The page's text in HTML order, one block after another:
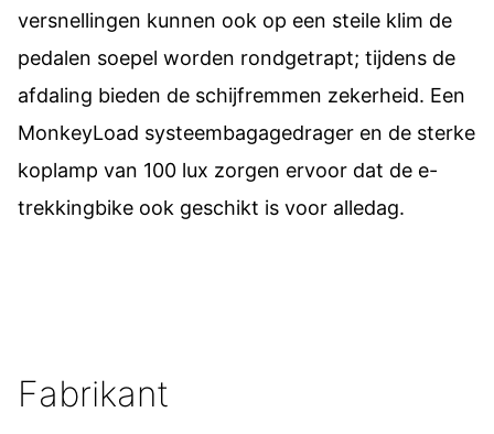
versnellingen kunnen ook op een steile klim de
pedalen soepel worden rondgetrapt; tijdens de
afdaling bieden de schijfremmen zekerheid. Een
MonkeyLoad systeembagagedrager en de sterke
koplamp van 100 lux zorgen ervoor dat de e-
trekkingbike ook geschikt is voor alledag.
Fabrikant